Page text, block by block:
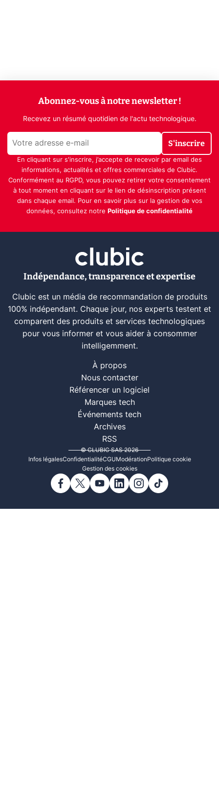
Abonnez-vous à notre newsletter !
Recevez un résumé quotidien de l'actu technologique.
S'inscrire
En cliquant sur s'inscrire, j’accepte de recevoir par email des
informations, actualités et offres commerciales de Clubic.
Conformément au RGPD, vous pouvez retirer votre consentement
à tout moment en cliquant sur le lien de désinscription présent
dans chaque email. Pour en savoir plus sur la gestion de vos
données, consultez notre Politique de confidentialité
Indépendance, transparence et expertise
Clubic est un média de recommandation de produits
100% indépendant. Chaque jour, nos experts testent et
comparent des produits et services technologiques
pour vous informer et vous aider à consommer
intelligemment.
À propos
Nous contacter
Référencer un logiciel
Marques tech
Événements tech
Archives
RSS
© CLUBIC SAS 2026
Infos légalesConfidentialitéCGUModérationPolitique cookie
Gestion des cookies